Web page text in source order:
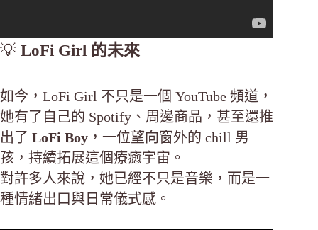
💡 LoFi Girl 的未來
如今，LoFi Girl 不只是一個 YouTube 頻道，
她有了自己的 Spotify、周邊商品，甚至還推
出了 LoFi Boy ，一位望向窗外的 chill 男
孩，持續拓展這個療癒宇宙。
對許多人來說，她已經不只是音樂，而是一
種情緒出口與日常儀式感。